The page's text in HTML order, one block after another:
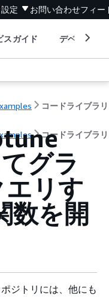
設定 お問い合わせフィー
スガイド デベロッパ
コードライブラリ
コードライブラリ
グラ
リす
数を開
ジトリには、他にも